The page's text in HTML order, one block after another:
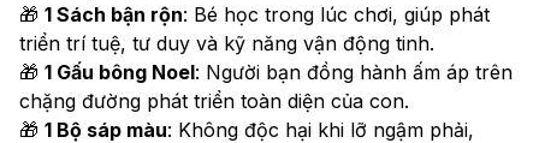
🎁 1 Sách bận rộn: Bé học trong lúc chơi, giúp phát
triển trí tuệ, tư duy và kỹ năng vận động tinh.
🎁 1 Gấu bông Noel: Người bạn đồng hành ấm áp trên
chặng đường phát triển toàn diện của con.
🎁 1 Bộ sáp màu: Không độc hại khi lỡ ngậm phải,